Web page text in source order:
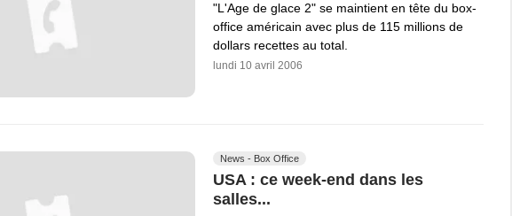
"L'Age de glace 2" se maintient en tête du box-
office américain avec plus de 115 millions de
dollars recettes au total.
lundi 10 avril 2006
News - Box Office
USA : ce week-end dans les
salles...